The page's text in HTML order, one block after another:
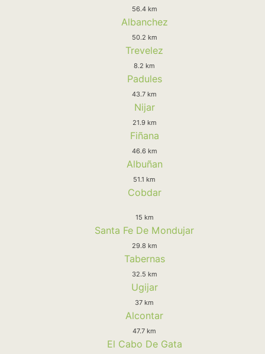
56.4 km
Albanchez
50.2 km
Trevelez
8.2 km
Padules
43.7 km
Nijar
21.9 km
Fiñana
46.6 km
Albuñan
51.1 km
Cobdar
15 km
Santa Fe De Mondujar
29.8 km
Tabernas
32.5 km
Ugijar
37 km
Alcontar
47.7 km
El Cabo De Gata